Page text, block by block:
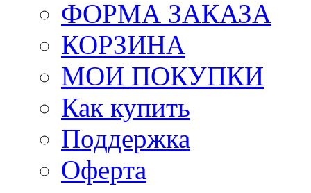
ФОРМА ЗАКАЗА
КОРЗИНА
МОИ ПОКУПКИ
Как купить
Поддержка
Оферта